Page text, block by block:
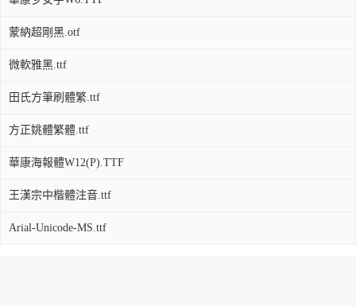
蒙納超剛黑.otf
微軟雅黑.ttf
田氏方筆刷體繁.ttf
方正姚體繁體.ttf
華康海報體W12(P).TTF
王漢宗中楷體注音.ttf
Arial-Unicode-MS.ttf